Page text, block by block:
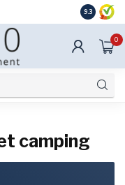
Ook
9.3
0
camping